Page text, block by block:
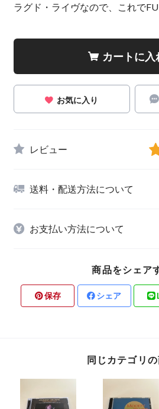
ラグド・ライヴなので、これで
カートに入
お気に入り
レビュー
送料・配送方法について
お支払い方法について
商品をシェア
保存 シェア
同じカテゴリ